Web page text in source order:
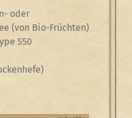
oder
(von Bio-Früchten)
550